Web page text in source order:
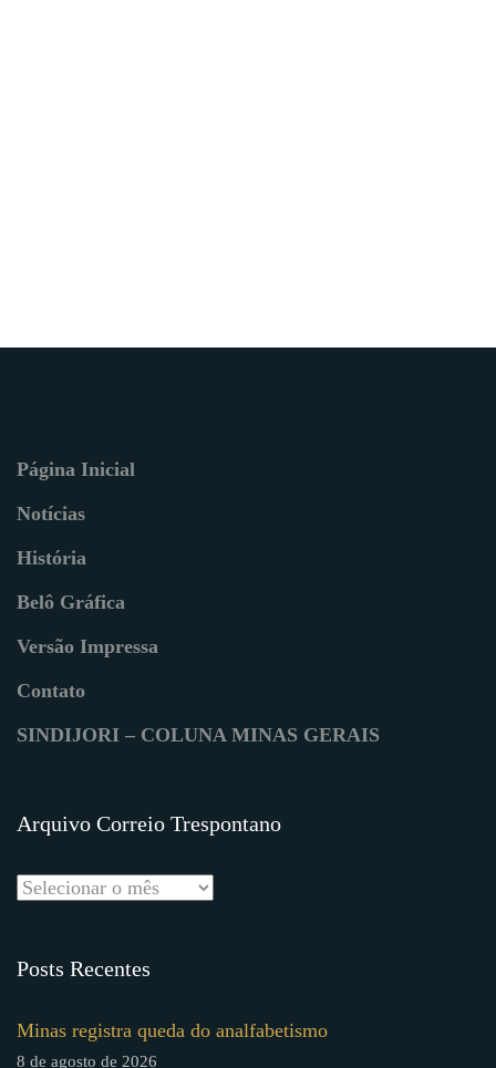
Página Inicial
Notícias
História
Belô Gráfica
Versão Impressa
Contato
SINDIJORI – COLUNA MINAS GERAIS
Arquivo Correio Trespontano
Posts Recentes
Minas registra queda do analfabetismo
8 de agosto de 2026